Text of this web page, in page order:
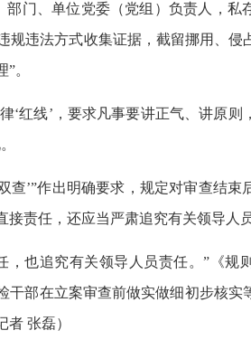
门、单位党委（党组）负责人，私
违法方式收集证据，截留挪用、侵
。
红线’，要求凡事要讲正气、讲原则
’”作出明确要求，规定对审查结束
责任，还应当严肃追究有关领导人员
也追究有关领导人员责任。”《规
部在立案审查前做实做细初步核实
张磊）